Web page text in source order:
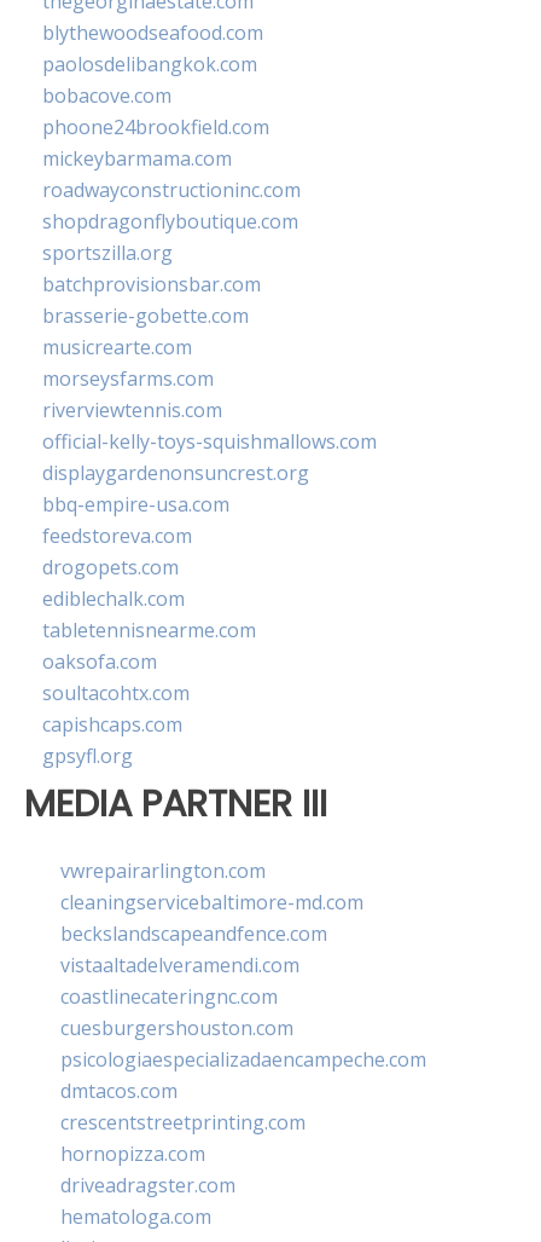
blythewoodseafood.com
paolosdelibangkok.com
bobacove.com
phoone24brookfield.com
mickeybarmama.com
roadwayconstructioninc.com
shopdragonflyboutique.com
sportszilla.org
batchprovisionsbar.com
brasserie-gobette.com
musicrearte.com
morseysfarms.com
riverviewtennis.com
official-kelly-toys-squishmallows.com
displaygardenonsuncrest.org
bbq-empire-usa.com
feedstoreva.com
drogopets.com
ediblechalk.com
tabletennisnearme.com
oaksofa.com
soultacohtx.com
capishcaps.com
gpsyfl.org
MEDIA PARTNER III
vwrepairarlington.com
cleaningservicebaltimore-md.com
beckslandscapeandfence.com
vistaaltadelveramendi.com
coastlinecateringnc.com
cuesburgershouston.com
psicologiaespecializadaencampeche.com
dmtacos.com
crescentstreetprinting.com
hornopizza.com
driveadragster.com
hematologa.com